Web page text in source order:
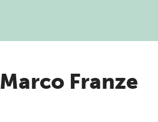
Marco Franze